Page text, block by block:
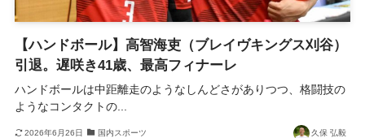
【ハンドボール】高智海吏（ブレイヴキングス刈谷）
引退。遅咲き41歳、最高フィナーレ
ハンドボールは中距離走のようなしんどさがありつつ、格闘技の
ようなコンタクトの...
2026年6月26日 国内スポーツ 久保 弘毅